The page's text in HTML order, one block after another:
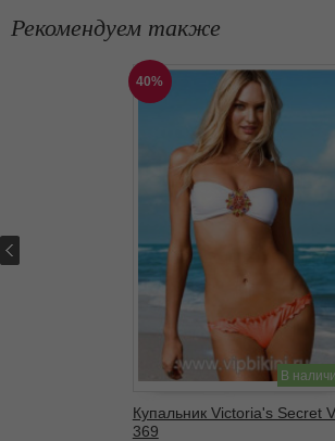
Рекомендуем также
40%
В
Купальник Victoria's Secret
369